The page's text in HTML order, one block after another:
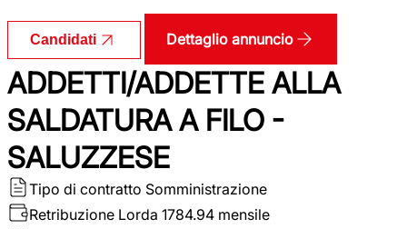
Candidati Dettaglio annuncio
ADDETTI/ADDETTE ALLA
SALDATURA A FILO -
SALUZZESE
Tipo di contratto Somministrazione
Retribuzione Lorda 1784.94 mensile